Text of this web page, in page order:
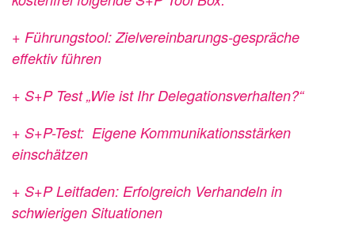
+ Führungstool: Zielvereinbarungs-gespräche
effektiv führen
+ S+P Test „Wie ist Ihr Delegationsverhalten?“
+ S+P-Test: Eigene Kommunikationsstärken
einschätzen
+ S+P Leitfaden: Erfolgreich Verhandeln in
schwierigen Situationen